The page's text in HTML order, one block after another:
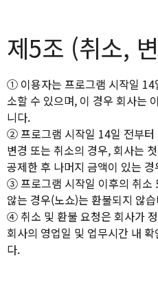
제5조 (취소,
① 이용자는 프로그램 시작일 14
소할 수 있으며, 이 경우 회사는
니다.
② 프로그램 시작일 14일 전부터
변경 또는 취소의 경우, 회사는
공제한 후 나머지 금액이 있는
③ 프로그램 시작일 이후의 취소
않는 경우(노쇼)는 환불되지 않
④ 취소 및 환불 요청은 회사가
회사의 영업일 및 업무시간 내
다.